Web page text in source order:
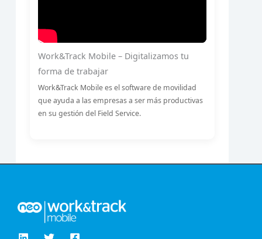
Work&Track Mobile – Digitalizamos tu
forma de trabajar
Work&Track Mobile es el software de movilidad
que ayuda a las empresas a ser más productivas
en su gestión del Field Service.